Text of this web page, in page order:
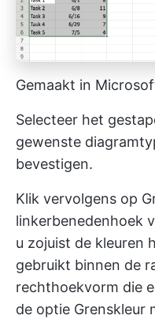
Gemaakt in
Selecteer het
gewenste
bevestigen.
Klik vervolgens op
linkerbenedenhoek
u zojuist de kleuren
gebruikt binnen de
rechthoekvorm die
de optie Grenskleur